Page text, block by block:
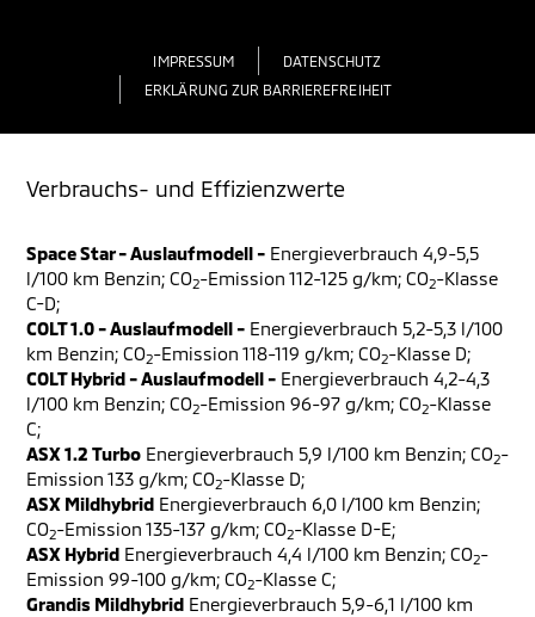
IMPRESSUM
DATENSCHUTZ
ERKLÄRUNG ZUR BARRIEREFREIHEIT
Verbrauchs- und Effizienzwerte
Space Star - Auslaufmodell - Energieverbrauch 4,9-5,5
l/100 km Benzin; CO2-Emission 112-125 g/km; CO2-Klasse
C-D;
COLT 1.0 - Auslaufmodell - Energieverbrauch 5,2-5,3 l/100
km Benzin; CO2-Emission 118-119 g/km; CO2-Klasse D;
COLT Hybrid - Auslaufmodell - Energieverbrauch 4,2-4,3
l/100 km Benzin; CO2-Emission 96-97 g/km; CO2-Klasse
C;
ASX 1.2 Turbo Energieverbrauch 5,9 l/100 km Benzin; CO2-
Emission 133 g/km; CO2-Klasse D;
ASX Mildhybrid Energieverbrauch 6,0 l/100 km Benzin;
CO2-Emission 135-137 g/km; CO2-Klasse D-E;
ASX Hybrid Energieverbrauch 4,4 l/100 km Benzin; CO2-
Emission 99-100 g/km; CO2-Klasse C;
Grandis Mildhybrid Energieverbrauch 5,9-6,1 l/100 km